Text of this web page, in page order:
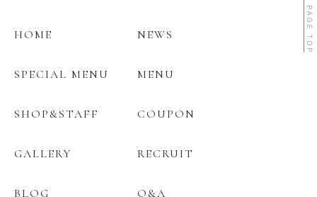
HOME NEWS
SPECIAL MENU MENU
SHOP&STAFF COUPON
GALLERY RECRUIT
BLOG Q&A